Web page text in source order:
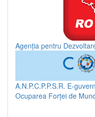
Agenția pentru
A.N.P.C.P.P.S.R. E-
Ocuparea Forței de